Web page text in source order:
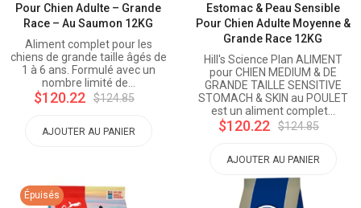
Pour Chien Adulte – Grande
Race – Au Saumon 12KG
Aliment complet pour les
chiens de grande taille âgés de
1 à 6 ans. Formulé avec un
nombre limité de…
$124.85
$120.22
AJOUTER AU PANIER
Estomac & Peau Sensible
Pour Chien Adulte Moyenne &
Grande Race 12KG
Hill's Science Plan ALIMENT
pour CHIEN MEDIUM & DE
GRANDE TAILLE SENSITIVE
STOMACH & SKIN au POULET
est un aliment complet…
$124.85
$120.22
AJOUTER AU PANIER
Épuisés